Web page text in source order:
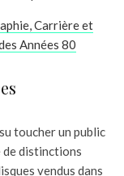
Carrière et
Années 80
toucher un public
de distinctions
vendus dans